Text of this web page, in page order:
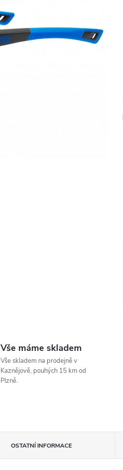
Vše máme skladem
Vše skladem na prodejně v
Kaznějově, pouhých 15 km od
Plzně.
OSTATNÍ INFORMACE